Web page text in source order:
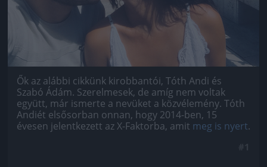
Ők az alábbi cikkünk kirobbantói, Tóth Andi és
Szabó Ádám. Szerelmesek, de amíg nem voltak
együtt, már ismerte a nevüket a közvélemény. Tóth
Andiét elsősorban onnan, hogy 2014-ben, 15
évesen jelentkezett az X-Faktorba, amit meg is nyert.